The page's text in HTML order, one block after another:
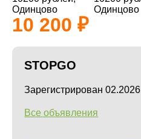
10 200
STOPGO
Зарегистрирован 02.2026
Все объявления